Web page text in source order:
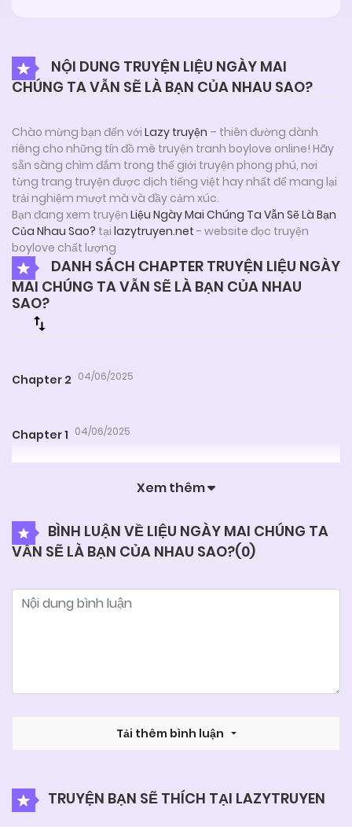
NỘI DUNG TRUYỆN LIỆU NGÀY MAI
CHÚNG TA VẪN SẼ LÀ BẠN CỦA NHAU SAO?
Chào mừng bạn đến với Lazy truyện – thiên đường dành
riêng cho những tín đồ mê truyện tranh boylove online! Hãy
sẵn sàng chìm đắm trong thế giới truyện phong phú, nơi
từng trang truyện được dịch tiếng việt hay nhất để mang lại
trải nghiệm mượt mà và đầy cảm xúc.
Bạn đang xem truyện Liệu Ngày Mai Chúng Ta Vẫn Sẽ Là Bạn
Của Nhau Sao? tại lazytruyen.net - website đọc truyện
boylove chất lượng
DANH SÁCH CHAPTER TRUYỆN LIỆU NGÀY
MAI CHÚNG TA VẪN SẼ LÀ BẠN CỦA NHAU
SAO?
Chapter 2 04/06/2025
Chapter 1 04/06/2025
Xem thêm
BÌNH LUẬN VỀ LIỆU NGÀY MAI CHÚNG TA
VẪN SẼ LÀ BẠN CỦA NHAU SAO?(0)
Tải thêm bình luận
TRUYỆN BẠN SẼ THÍCH TẠI LAZYTRUYEN